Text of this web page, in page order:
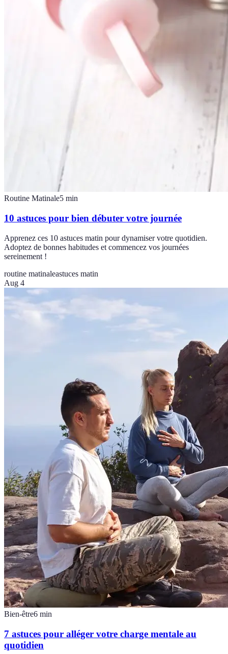
Routine Matinale5 min
10 astuces pour bien débuter votre journée
Apprenez ces 10 astuces matin pour dynamiser votre quotidien.
Adoptez de bonnes habitudes et commencez vos journées
sereinement !
routine matinaleastuces matin
Aug 4
Bien-être6 min
7 astuces pour alléger votre charge mentale au
quotidien